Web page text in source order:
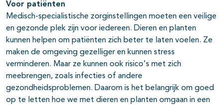
Voor patiënten
Medisch-specialistische zorginstellingen moeten een veilige
en gezonde plek zijn voor iedereen. Dieren en planten
kunnen helpen om patiënten zich beter te laten voelen. Ze
maken de omgeving gezelliger en kunnen stress
verminderen. Maar ze kunnen ook risico's met zich
meebrengen, zoals infecties of andere
gezondheidsproblemen. Daarom is het belangrijk om goed
op te letten hoe we met dieren en planten omgaan in een